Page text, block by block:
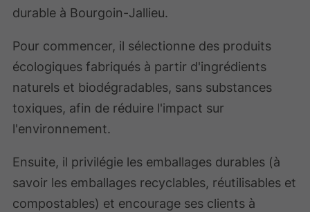
durable à Bourgoin-Jallieu.
Pour commencer, il sélectionne des produits
écologiques fabriqués à partir d'ingrédients
naturels et biodégradables, sans substances
toxiques, afin de réduire l'impact sur
l'environnement.
Ensuite, il privilégie les emballages durables (à
savoir les emballages recyclables, réutilisables et
compostables) et encourage ses clients à